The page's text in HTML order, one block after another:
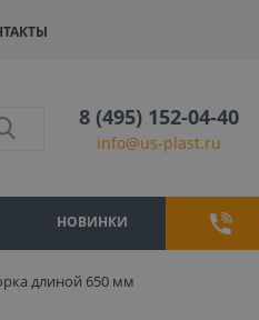
8 (495) 152-04-40
info@us-plast.ru
НОВИНКИ
длиной 650 мм